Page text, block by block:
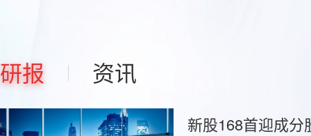
研报 资讯
新股168首迎成